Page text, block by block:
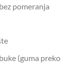
pomeranja
(guma preko